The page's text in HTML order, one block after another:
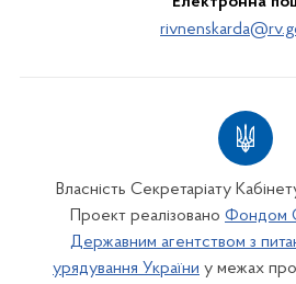
Власність Секретаріату
Проект реалізовано Фондом
Державним агентством з
урядування України у межах